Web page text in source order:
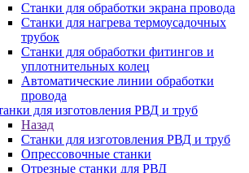
Станки для обработки экрана провода
Станки для нагрева термоусадочных
трубок
Станки для обработки фитингов и
уплотнительных колец
Автоматические линии обработки
провода
для изготовления РВД и труб
Назад
Станки для изготовления РВД и труб
Опрессовочные станки
Отрезные станки для РВД